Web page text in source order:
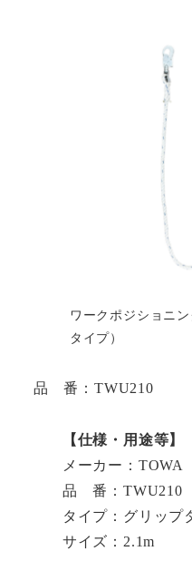
ワークポジショニ
タイプ）
品 番：TWU210
【仕様・用途等】
メーカー：TOWA
品 番：TWU210
タイプ：グリップ
サイズ：2.1m